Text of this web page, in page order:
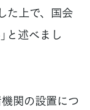
た上で、国会
と述べまし
関の設置につ